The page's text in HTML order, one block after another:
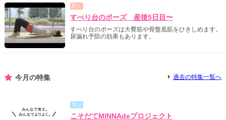
動く
すべり台のポーズ 産後5日目〜
すべり台のポーズは大臀筋や骨盤底筋をひきしめます。
尿漏れ予防の効果もあります。
今月の特集 過去の特集一覧へ
学ぶ
こそだてMINNAdeプロジェクト